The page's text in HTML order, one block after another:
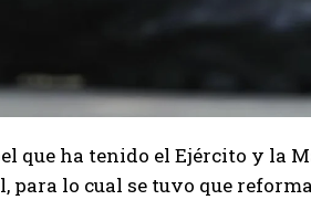
que ha tenido el Ejército y la
para lo cual se tuvo que